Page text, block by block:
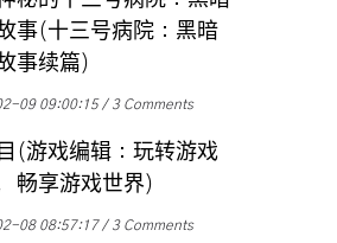
事(十三号病院：黑暗
事续篇)
09 09:00:15 3 Comments
(游戏编辑：玩转游戏
畅享游戏世界)
08 08:57:17 3 Comments